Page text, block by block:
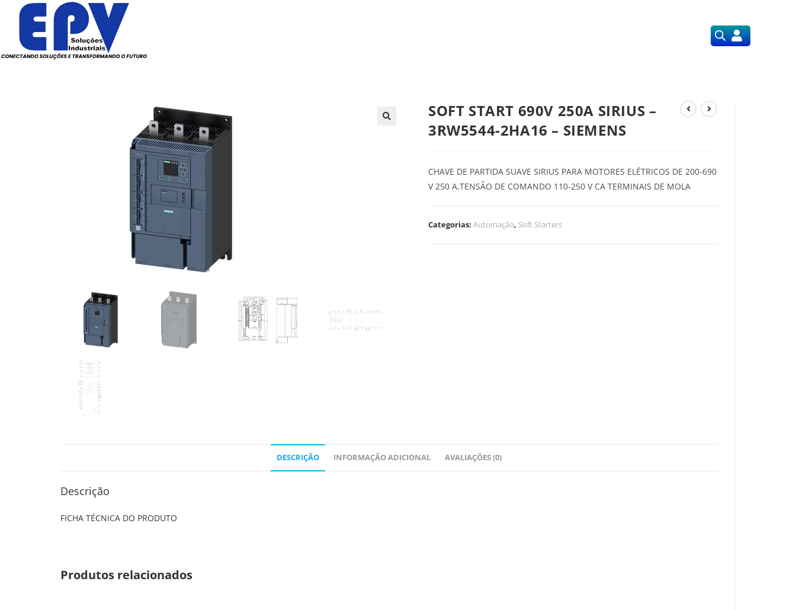
SOFT START 690V 250A SIRIUS –
3RW5544-2HA16 – SIEMENS
CHAVE DE PARTIDA SUAVE SIRIUS PARA MOTORES ELÉTRICOS DE 200-690
V 250 A,TENSÃO DE COMANDO 110-250 V CA TERMINAIS DE MOLA
Categorias:Automação, Soft Starters
DESCRIÇÃO INFORMAÇÃO ADICIONAL AVALIAÇÕES (0)
Descrição
FICHA TÉCNICA DO PRODUTO
Produtos relacionados